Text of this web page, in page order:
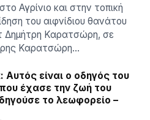
Αγρίνιο και στην τοπική
του αιφνίδιου θανάτου
Δημήτρη Καρατσώρη, σε
Καρατσώρη…
Αυτός είναι ο οδηγός του
έχασε την ζωή του
το λεωφορείο –